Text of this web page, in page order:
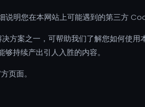
明您在本网站上可能遇到的第三方
案之一，可帮助我们了解您如何使
持续产出引人入胜的内容。
页面。